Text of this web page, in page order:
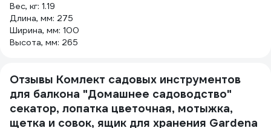
Вес, кг: 1.19
Длина, мм: 275
Ширина, мм: 100
Высота, мм: 265
Отзывы Комлект садовых инструментов
для балкона "Домашнее садоводство"
секатор, лопатка цветочная, мотыжка,
щетка и совок, ящик для хранения Gardena